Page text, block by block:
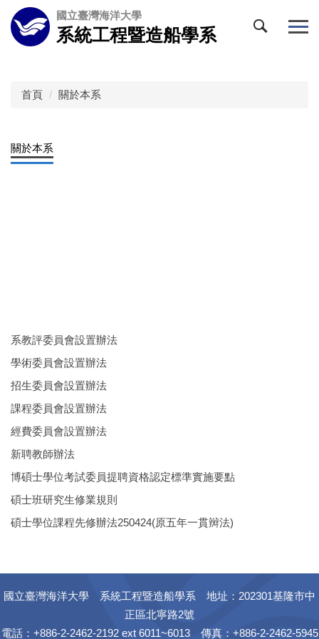
跳
到
主
國立臺灣海洋大學
系統工程暨造船學系
首頁 關於本系
關於本系
系教評委員會設置辦法
學術委員會設置辦法
招生委員會設置辦法
課程委員會設置辦法
經費委員會設置辦法
新聘教師辦法
博碩士學位考試委員提聘資格認定標準實施要點
碩士班研究生修業規則
碩士學位課程先修辦法250424(原五年一貫辬法)
國立臺灣海洋大學 系統工程暨造船學系 地址：202301基隆市中
正區北寧路2號
電話：+886-2-2462-2192 ext 6011~6013 傳真：+886-2-2462-5945